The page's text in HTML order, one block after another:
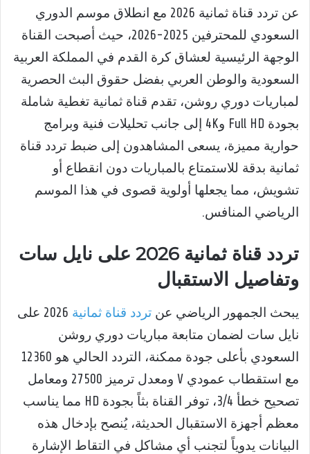
عن تردد قناة ثمانية 2026 مع انطلاق موسم الدوري
السعودي للمحترفين 2025-2026، حيث أصبحت القناة
الوجهة الرئيسية لعشاق كرة القدم في المملكة العربية
السعودية والوطن العربي بفضل حقوق البث الحصرية
لمباريات دوري روشن، تقدم قناة ثمانية تغطية شاملة
بجودة Full HD و4K إلى جانب تحليلات فنية وبرامج
حوارية مميزة، يسعى المشاهدون إلى ضبط تردد قناة
ثمانية بدقة للاستمتاع بالمباريات دون انقطاع أو
تشويش، مما يجعلها أولوية قصوى في هذا الموسم
الرياضي المنافس.
تردد قناة ثمانية 2026 على نايل سات
وتفاصيل الاستقبال
يبحث الجمهور الرياضي عن تردد قناة ثمانية
2026 على
نايل سات لضمان متابعة مباريات دوري روشن
السعودي بأعلى جودة ممكنة، التردد الحالي هو 12360
مع استقطاب عمودي V ومعدل ترميز 27500 ومعامل
تصحيح خطأ 3/4، توفر القناة بثاً بجودة HD مما يناسب
معظم أجهزة الاستقبال الحديثة، يُنصح بإدخال هذه
البيانات يدوياً لتجنب أي مشاكل في التقاط الإشارة